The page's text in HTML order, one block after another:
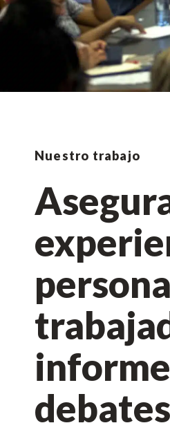
Nuestro trabajo